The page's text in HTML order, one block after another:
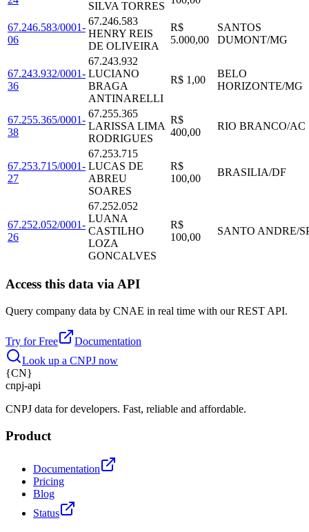
SILVA TORRES
67.246.583/0001-
06
67.246.583
HENRY REIS
DE OLIVEIRA
R$
5.000,00
SANTOS
DUMONT/MG
67.243.932/0001-
36
67.243.932
LUCIANO
BRAGA
ANTINARELLI
R$ 1,00
BELO
HORIZONTE/MG
67.255.365/0001-
38
67.255.365
LARISSA LIMA
RODRIGUES
R$
400,00
RIO BRANCO/AC
67.253.715/0001-
27
67.253.715
LUCAS DE
ABREU
SOARES
R$
100,00
BRASILIA/DF
67.252.052/0001-
26
67.252.052
LUANA
CASTILHO
LOZA
GONCALVES
R$
100,00
SANTO ANDRE/
Access this data via API
Query company data by CNAE in real time with our REST API.
Try for Free
Documentation
Look up a CNPJ now
{CN}
cnpj-api
CNPJ data for developers. Fast, reliable and affordable.
Product
Documentation
Pricing
Blog
Status